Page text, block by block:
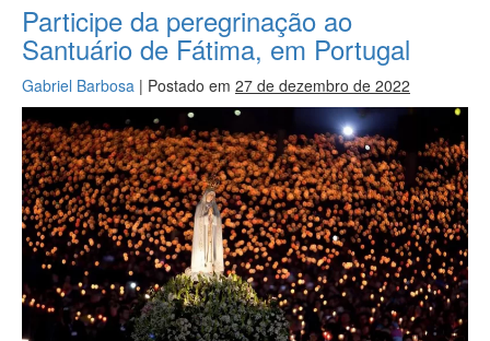
Participe da peregrinação ao
Santuário de Fátima, em Portugal
Gabriel Barbosa | Postado em 27 de dezembro de 2022